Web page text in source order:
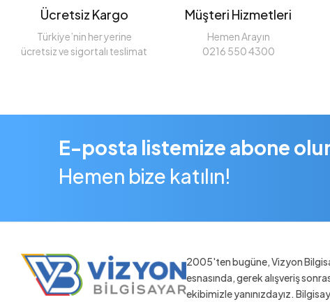
Ücretsiz Kargo
Türkiye’nin her yerine
ücretsiz ve sigortalı teslimat
Müşteri Hizmetleri
Hemen Arayın
0216 550 4300
E-posta listemize abone
Hemen bize katılın!
2005'ten bugüne, Vizyon
esnasında, gerek alışveriş
ekibimizle yanınızdayız.